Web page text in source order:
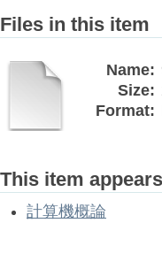
Files in this item
Name:
Size:
Format:
This item
計算機概論